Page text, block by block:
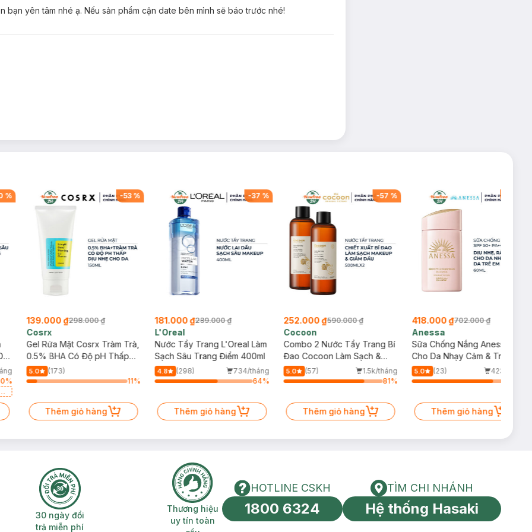
dàng mang theo ở bất cứ đâu. Mỗi bảng màu đại diện những phong cách trang điểm
cho khuôn mặt.
bên trong.
lì và bền màu lâu trôi suốt cả ngày.
gian dài.
yên tâm nhé ạ. Nếu sản phẩm cận date bên mình sẽ báo trước nhé!
%
%
-53%
139.000 ₫298.000 ₫
Cosrx
Gel Rửa Mặt Cosrx Tràm Trà,
0.5% BHA Có Độ pH Thấp
150ml
5.0
(173)
11%
Thêm giỏ hàng
-37 %
181.000 ₫289.000 ₫
L'Oreal
Nước Tẩy Trang L'Oreal Làm
Sạch Sâu Trang Điểm 400ml
4.8 (298)
734/tháng
64%
Thêm giỏ hàng
-57 %
252.000 ₫590.000 ₫
Cocoon
Combo 2 Nước Tẩy Trang Bí
Đao Cocoon Làm Sạch &
Giảm Dầu 500ml
5.0 (57)
1.5k/tháng
81%
Thêm giỏ hàng
418.000 ₫702.000 ₫
Anessa
Sữa Chống Nắng Anessa
Cho Da Nhạy Cảm & Trẻ Em
60ml (Mới)
5.0 (23)
423/tháng
Thêm giỏ hàng
2H 30 ngày đổi trả miễn phí
30 ngày đổi
trả miễn phí
Thương hiệu uy tín toàn cầu
Thương hiệu
uy tín toàn
HOTLINE CSKH
HOTLINE CSKH
1800 6324
Tìm chi nhánh
TÌM CHI NHÁNH
Hệ thống Hasaki